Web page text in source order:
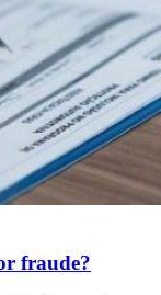
fraude?